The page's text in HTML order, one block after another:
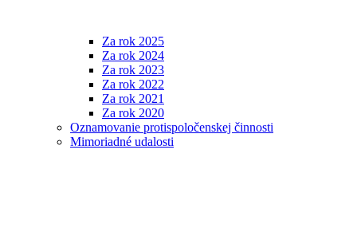
Za rok 2025
Za rok 2024
Za rok 2023
Za rok 2022
Za rok 2021
Za rok 2020
Oznamovanie protispoločenskej činnosti
Mimoriadné udalosti